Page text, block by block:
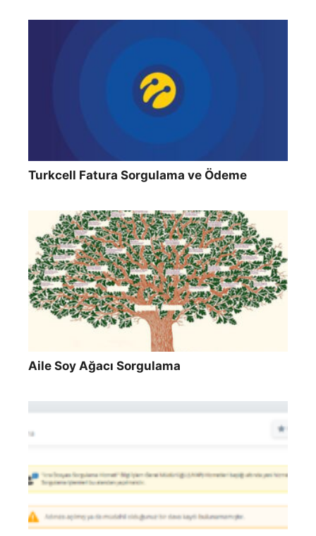
Turkcell Fatura Sorgulama ve Ödeme
Aile Soy Ağacı Sorgulama